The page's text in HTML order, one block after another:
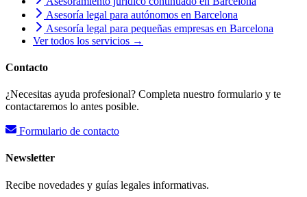
Asesoría legal para autónomos en Barcelona
Asesoría legal para pequeñas empresas en Barcelona
Ver todos los servicios →
Contacto
¿Necesitas ayuda profesional? Completa nuestro formulario y te
contactaremos lo antes posible.
Formulario de contacto
Newsletter
Recibe novedades y guías legales informativas.